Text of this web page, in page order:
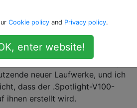
mit Mavericks verhindern, dass
Laufwerke mit Ausnahme
internen Laufwerks
Bei meiner Arbeit verbinde ich jede
neuer Laufwerke, und ich
dass der .Spotlight-V100-
ihnen erstellt wird.
Cookie policy and Privacy policy.
enter website!